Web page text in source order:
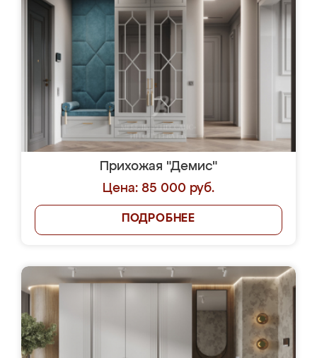
Прихожая "Демис"
Цена: 85 000 руб.
ПОДРОБНЕЕ